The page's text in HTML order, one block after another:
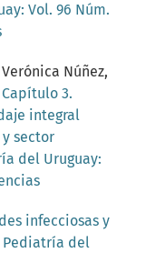
Vol. 96 Núm.
Núñez,
Capítulo 3.
integral
sector
del Uruguay:
infecciosas y
Pediatría del